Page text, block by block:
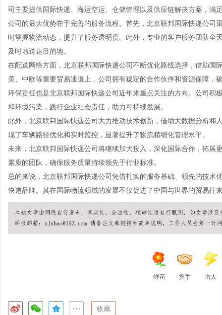
司主要提供国际快递、海运空运、仓储管理以及供应链解决方案，满
公司的最大优势在于完善的服务流程。首先，北京联邦国际快递公司
时掌握物流动态，提升了服务透明度。此外，专业的客户服务团队
及时地送达目的地。
在配送网络方面，北京联邦国际快递公司不断优化路线选择，借助国
美、中欧等重要贸易通道上，公司拥有稳定的合作伙伴和资源保障，
环保责任也是北京联邦国际快递公司近年来重点关注的方向。公司积
和环境污染，践行企业社会责任，助力可持续发展。
此外，北京联邦国际快递公司大力推动技术创新，借助大数据分析
现了车辆路径优化和实时监控，显著提升了物流精细化管理水平。
未来，北京联邦国际快递公司将继续加大投入，深化国际合作，拓展
素质的团队，确保服务质量持续领先于行业标准。
总的来说，北京联邦国际快递公司凭借扎实的服务基础、领先的技
快递品牌。其在国际物流领域的发展不仅促进了中国与世界的贸易往
鲜花 握手 雷人
收藏